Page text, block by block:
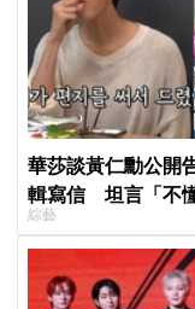
華莎談黃仁勳公開
輯寫信 坦言「不
來」
綜藝